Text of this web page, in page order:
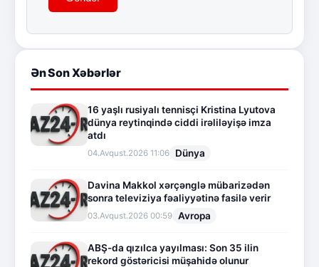
Ən Son Xəbərlər
16 yaşlı rusiyalı tennisçi Kristina Lyutova
dünya reytinqində ciddi irəliləyişə imza
atdı
04.Avqust.2026 11:06 Dünya
Davina Makkol xərçənglə mübarizədən
sonra televiziya fəaliyyətinə fasilə verir
03.Avqust.2026 00:59 Avropa
ABŞ-da qızılca yayılması: Son 35 ilin
rekord göstəricisi müşahidə olunur